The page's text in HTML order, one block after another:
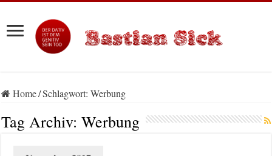
Home/Schlagwort:Werbung
Tag Archiv:Werbung